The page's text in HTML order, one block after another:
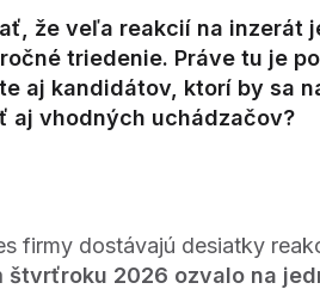
že veľa reakcií na inzerát
triedenie. Práve tu je
aj kandidátov, ktorí by sa
aj vhodných uchádzačov?
firmy dostávajú desiatky
štvrťroku 2026 ozvalo na